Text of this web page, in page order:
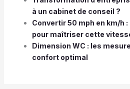
à un cabinet de conseil ?
Convertir 50 mph en km/h
pour maîtriser cette
Dimension WC : les
confort optimal